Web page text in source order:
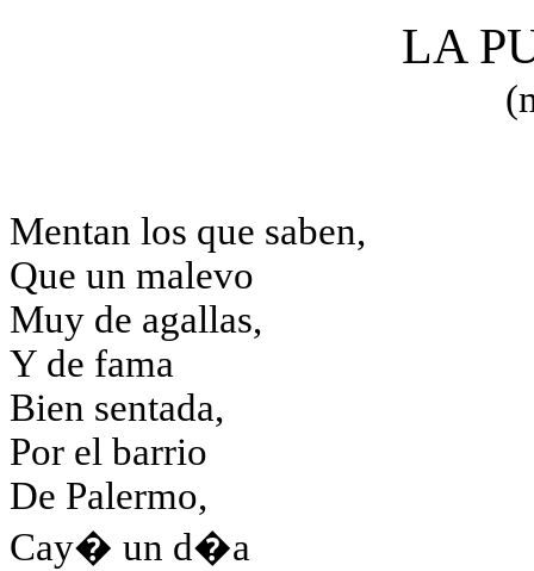
LA
(
Mentan los que saben,
Que un malevo
Muy de agallas,
Y de fama
Bien sentada,
Por el barrio
De Palermo,
Cay� un d�a